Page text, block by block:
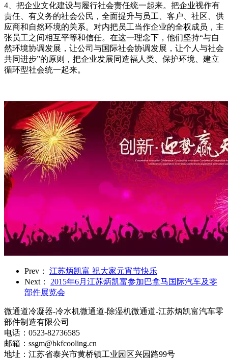
4、把企业文化建设与履行社会责任统一起来。把企业视作有
责任、有义务的社会公民，全面提升与员工、客户、社区、供
应商和自然环境的关系。对内把员工当作企业的全权成员，主
张员工之间相互平等和信任。在这一理念下，他们坚持“与自
然环境协调发展，让公司与国际社会协调发展，让个人与社会
共同进步”的原则，把企业发展同造福人类、保护环境、建立
循环型社会统一起来。
Prev：
江苏炳凯富 祝大家元宵节快乐
Next：
2015年6月江苏炳凯富参加巴拿马国际汽车及零
部件展览会
微通道冷凝器-冷水机微通道-除湿机微通道-江苏炳凯富汽车零
部件制造有限公司
电话：0523-82736585
邮箱：ssgm@bkfcooling.cn
地址：江苏省泰兴市黄桥镇工业园区兴园路99号